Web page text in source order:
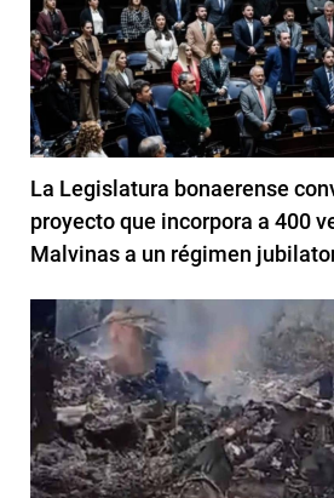
La Legislatura bonaerense
proyecto que incorpora a 400
Malvinas a un régimen